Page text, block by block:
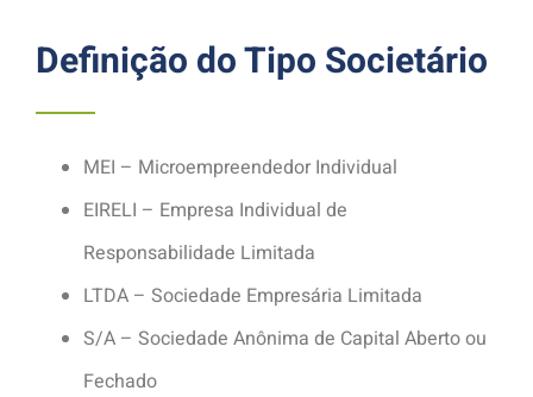
Definição do Tipo Societário
MEI – Microempreendedor Individual
EIRELI – Empresa Individual de
Responsabilidade Limitada
LTDA – Sociedade Empresária Limitada
S/A – Sociedade Anônima de Capital Aberto ou
Fechado